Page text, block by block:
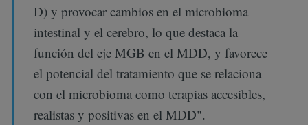
D) y provocar cambios en el microbioma
intestinal y el cerebro, lo que destaca la
función del eje MGB en el MDD, y favorece
el potencial del tratamiento que se relaciona
con el microbioma como terapias accesibles,
realistas y positivas en el MDD".